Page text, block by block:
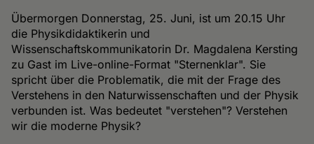
Übermorgen Donnerstag, 25. Juni, ist um 20.15 Uhr
die Physikdidaktikerin und
Wissenschaftskommunikatorin Dr. Magdalena Kersting
zu Gast im Live-online-Format "Sternenklar". Sie
spricht über die Problematik, die mit der Frage des
Verstehens in den Naturwissenschaften und der Physik
verbunden ist. Was bedeutet "verstehen"? Verstehen
wir die moderne Physik?